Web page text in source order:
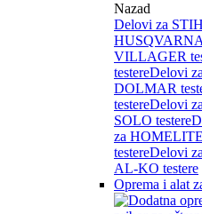
Nazad
Delovi za
VILLAGER
testereDelovi
DOLMAR
testereDelovi
SOLO testere
za
testereDelovi
AL-KO testere
Oprema i alat